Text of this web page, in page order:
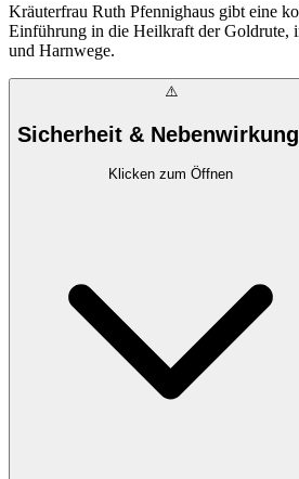
Kräuterfrau Ruth Pfennighaus gibt eine
Einführung in die Heilkraft der Goldrute,
und Harnwege.
⚠️
Sicherheit &
Klicken zum Öffnen